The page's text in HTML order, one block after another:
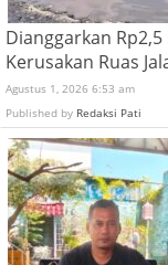
Dianggarkan
Kerusakan Ruas
Agustus 1, 2026 6:53 am
Published by Redaksi Pati